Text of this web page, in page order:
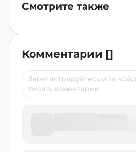
Смотрите также
Комментарии []